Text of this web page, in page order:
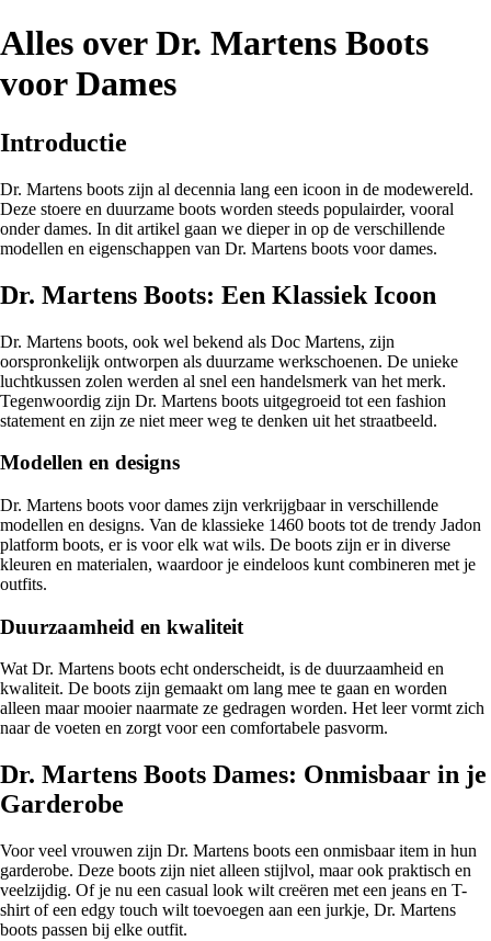
Alles over Dr. Martens Boots
voor Dames
Introductie
Dr. Martens boots zijn al decennia lang een icoon in de modewereld.
Deze stoere en duurzame boots worden steeds populairder, vooral
onder dames. In dit artikel gaan we dieper in op de verschillende
modellen en eigenschappen van Dr. Martens boots voor dames.
Dr. Martens Boots: Een Klassiek Icoon
Dr. Martens boots, ook wel bekend als Doc Martens, zijn
oorspronkelijk ontworpen als duurzame werkschoenen. De unieke
luchtkussen zolen werden al snel een handelsmerk van het merk.
Tegenwoordig zijn Dr. Martens boots uitgegroeid tot een fashion
statement en zijn ze niet meer weg te denken uit het straatbeeld.
Modellen en designs
Dr. Martens boots voor dames zijn verkrijgbaar in verschillende
modellen en designs. Van de klassieke 1460 boots tot de trendy Jadon
platform boots, er is voor elk wat wils. De boots zijn er in diverse
kleuren en materialen, waardoor je eindeloos kunt combineren met je
outfits.
Duurzaamheid en kwaliteit
Wat Dr. Martens boots echt onderscheidt, is de duurzaamheid en
kwaliteit. De boots zijn gemaakt om lang mee te gaan en worden
alleen maar mooier naarmate ze gedragen worden. Het leer vormt zich
naar de voeten en zorgt voor een comfortabele pasvorm.
Dr. Martens Boots Dames: Onmisbaar in je
Garderobe
Voor veel vrouwen zijn Dr. Martens boots een onmisbaar item in hun
garderobe. Deze boots zijn niet alleen stijlvol, maar ook praktisch en
veelzijdig. Of je nu een casual look wilt creëren met een jeans en T-
shirt of een edgy touch wilt toevoegen aan een jurkje, Dr. Martens
boots passen bij elke outfit.